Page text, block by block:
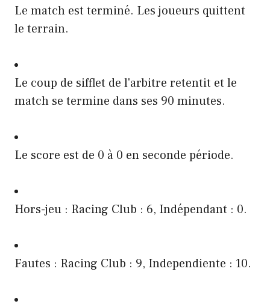
Le match est terminé. Les joueurs quittent
le terrain.
Le coup de sifflet de l'arbitre retentit et le
match se termine dans ses 90 minutes.
Le score est de 0 à 0 en seconde période.
Hors-jeu : Racing Club : 6, Indépendant : 0.
Fautes : Racing Club : 9, Independiente : 10.